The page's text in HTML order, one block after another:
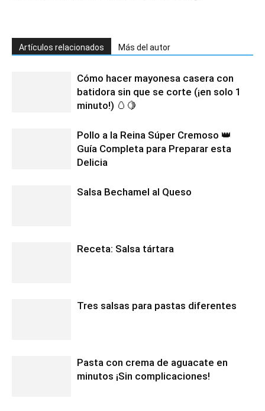
Artículos relacionados Más del autor
Cómo hacer mayonesa casera con
batidora sin que se corte (¡en solo 1
minuto!) 🥚🍋
Pollo a la Reina Súper Cremoso 👑
Guía Completa para Preparar esta
Delicia
Salsa Bechamel al Queso
Receta: Salsa tártara
Tres salsas para pastas diferentes
Pasta con crema de aguacate en
minutos ¡Sin complicaciones!